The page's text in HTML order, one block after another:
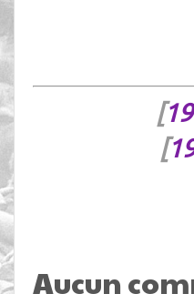
[
[
Aucun